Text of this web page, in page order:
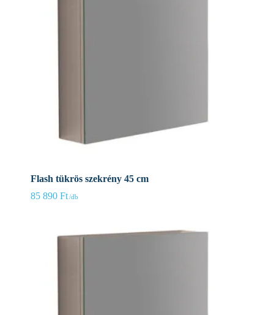
Flash tükrös szekrény 45 cm
85 890 Ft